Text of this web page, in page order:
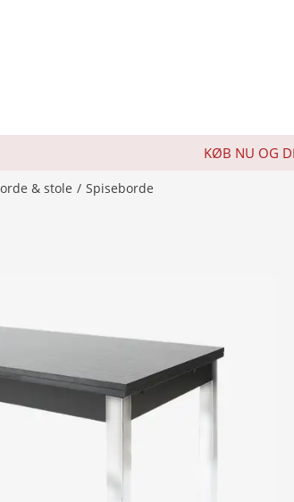
KØB NU OG
& stole Spiseborde